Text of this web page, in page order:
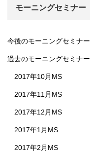
モーニングセミナー
今後のモーニングセミナー
過去のモーニングセミナー
2017年10月MS
2017年11月MS
2017年12月MS
2017年1月MS
2017年2月MS